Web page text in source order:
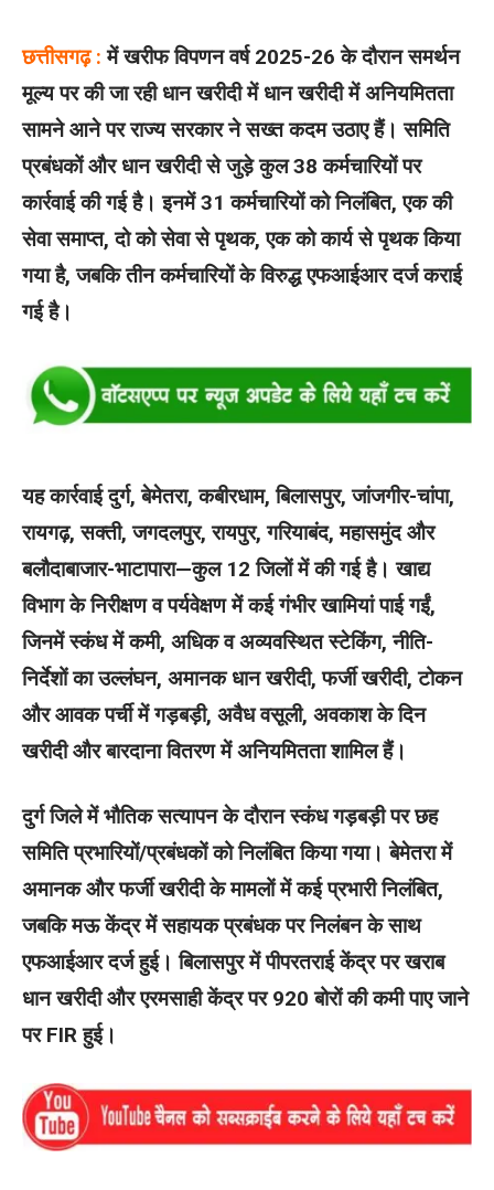
छत्तीसगढ़ : में खरीफ विपणन वर्ष 2025-26 के दौरान समर्थन
मूल्य पर की जा रही धान खरीदी में धान खरीदी में अनियमितता
सामने आने पर राज्य सरकार ने सख्त कदम उठाए हैं। समिति
प्रबंधकों और धान खरीदी से जुड़े कुल 38 कर्मचारियों पर
कार्रवाई की गई है। इनमें 31 कर्मचारियों को निलंबित, एक की
सेवा समाप्त, दो को सेवा से पृथक, एक को कार्य से पृथक किया
गया है, जबकि तीन कर्मचारियों के विरुद्ध एफआईआर दर्ज कराई
गई है।
यह कार्रवाई दुर्ग, बेमेतरा, कबीरधाम, बिलासपुर, जांजगीर-चांपा,
रायगढ़, सक्ती, जगदलपुर, रायपुर, गरियाबंद, महासमुंद और
बलौदाबाजार-भाटापारा—कुल 12 जिलों में की गई है। खाद्य
विभाग के निरीक्षण व पर्यवेक्षण में कई गंभीर खामियां पाई गईं,
जिनमें स्कंध में कमी, अधिक व अव्यवस्थित स्टेकिंग, नीति-
निर्देशों का उल्लंघन, अमानक धान खरीदी, फर्जी खरीदी, टोकन
और आवक पर्ची में गड़बड़ी, अवैध वसूली, अवकाश के दिन
खरीदी और बारदाना वितरण में अनियमितता शामिल हैं।
दुर्ग जिले में भौतिक सत्यापन के दौरान स्कंध गड़बड़ी पर छह
समिति प्रभारियों/प्रबंधकों को निलंबित किया गया। बेमेतरा में
अमानक और फर्जी खरीदी के मामलों में कई प्रभारी निलंबित,
जबकि मऊ केंद्र में सहायक प्रबंधक पर निलंबन के साथ
एफआईआर दर्ज हुई। बिलासपुर में पीपरतराई केंद्र पर खराब
धान खरीदी और एरमसाही केंद्र पर 920 बोरों की कमी पाए जाने
पर FIR हुई।